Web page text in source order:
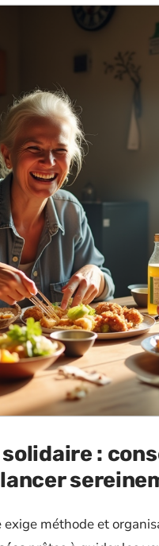
solidaire :
exige méthode et